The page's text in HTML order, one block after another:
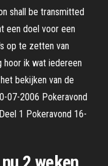
shall be transmitted
een doel voor een
op te zetten van
hoor ik wat iedereen
bekijken van de
07-2006 Pokeravond
1 Pokeravond 16-